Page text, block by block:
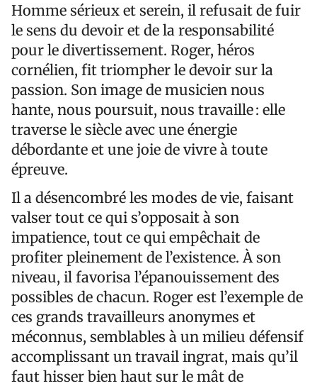
Homme sérieux et serein, il refusait de fuir
le sens du devoir et de la responsabilité
pour le divertissement. Roger, héros
cornélien, fit triompher le devoir sur la
passion. Son image de musicien nous
hante, nous poursuit, nous travaille : elle
traverse le siècle avec une énergie
débordante et une joie de vivre à toute
épreuve.
Il a désencombré les modes de vie, faisant
valser tout ce qui s’opposait à son
impatience, tout ce qui empêchait de
profiter pleinement de l’existence. À son
niveau, il favorisa l’épanouissement des
possibles de chacun. Roger est l’exemple de
ces grands travailleurs anonymes et
méconnus, semblables à un milieu défensif
accomplissant un travail ingrat, mais qu’il
faut hisser bien haut sur le mât de